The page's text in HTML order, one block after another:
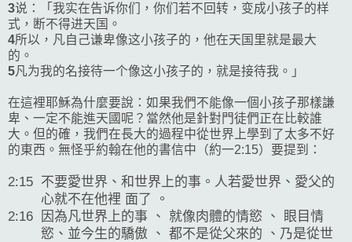
3说：「我实在告诉你们，你们若不回转，变成小孩子的样
式，断不得进天国。
4所以，凡自己谦卑像这小孩子的，他在天国里就是最大
的。
5凡为我的名接待一个像这小孩子的，就是接待我。」
在這裡耶穌為什麼要說：如果我們不能像一個小孩子那樣謙
卑、一定不能進天國呢？當然他是針對門徒們正在比較誰
大。但的確，我們在長大的過程中從世界上學到了太多不好
的東西。無怪乎約翰在他的書信中（約一2:15）要提到：
2:15 不要愛世界、和世界上的事。人若愛世界、愛父的
心就不在他裡 面了 。
2:16
因為凡世界上的事 、 就像肉體的情慾 、 眼目情
慾、並今生的驕傲 、 都不是從父來的 、乃是從世